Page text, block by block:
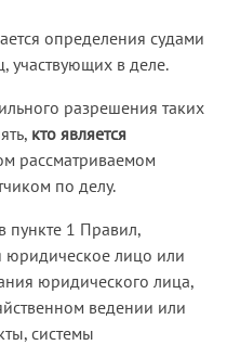
определения судами
участвующих в деле.
разрешения таких
кто является
рассматриваемом
по делу.
пункте 1 Правил,
юридическое лицо или
юридического лица,
ведении или
системы